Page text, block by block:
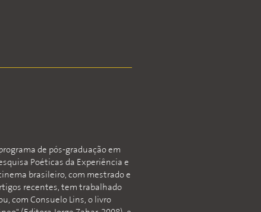
de pós-graduação em
Poéticas da Experiência e
brasileiro, com mestrado e
recentes, tem trabalhado
com Consuelo Lins, o livro